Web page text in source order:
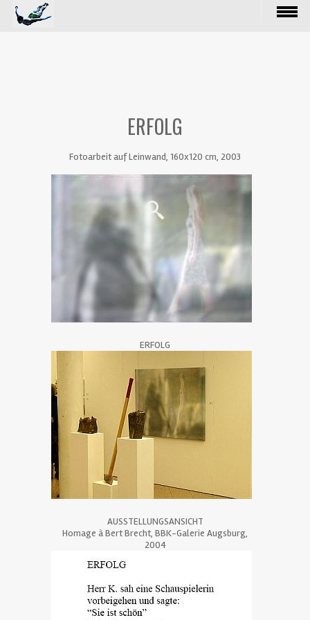
ERFOLG
Fotoarbeit auf Leinwand, 160x120 cm, 2003
ERFOLG
AUSSTELLUNGSANSICHT
Homage à Bert Brecht, BBK-Galerie Augsburg,
2004